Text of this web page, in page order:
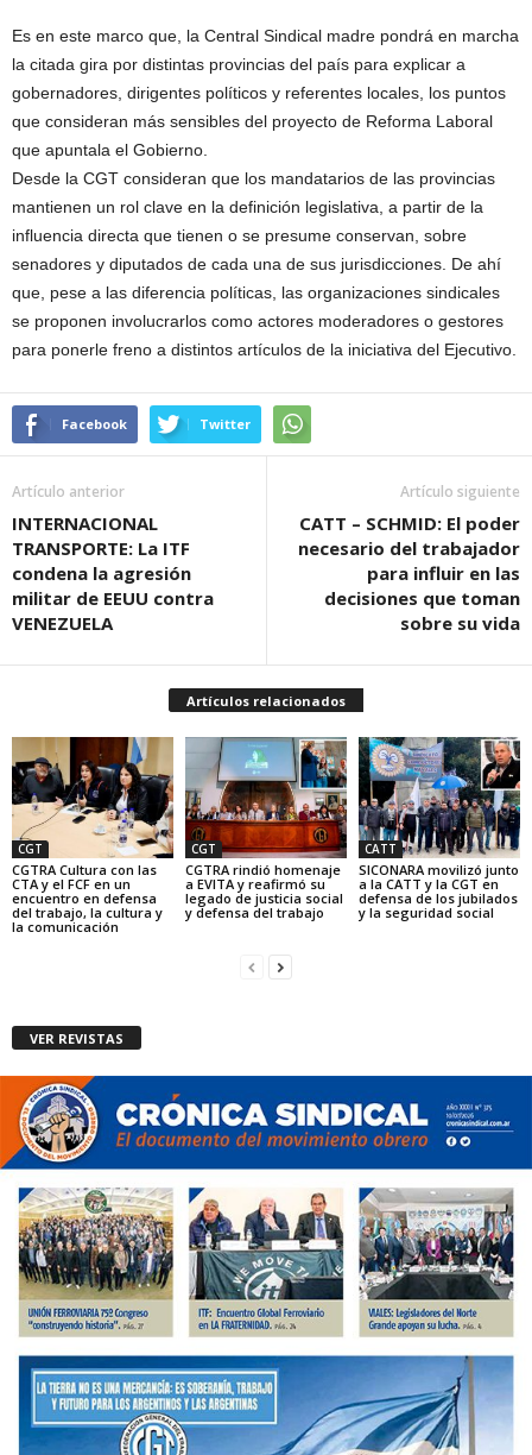
Es en este marco que, la Central Sindical madre pondrá en marcha
la citada gira por distintas provincias del país para explicar a
gobernadores, dirigentes políticos y referentes locales, los puntos
que consideran más sensibles del proyecto de Reforma Laboral
que apuntala el Gobierno.
Desde la CGT consideran que los mandatarios de las provincias
mantienen un rol clave en la definición legislativa, a partir de la
influencia directa que tienen o se presume conservan, sobre
senadores y diputados de cada una de sus jurisdicciones. De ahí
que, pese a las diferencia políticas, las organizaciones sindicales
se proponen involucrarlos como actores moderadores o gestores
para ponerle freno a distintos artículos de la iniciativa del Ejecutivo.
Facebook Twitter
Artículo anterior
INTERNACIONAL
TRANSPORTE: La ITF
condena la agresión
militar de EEUU contra
VENEZUELA
Artículo siguiente
CATT – SCHMID: El poder
necesario del trabajador
para influir en las
decisiones que toman
sobre su vida
Artículos relacionados
CGT
CGTRA Cultura con las
CTA y el FCF en un
encuentro en defensa
del trabajo, la cultura y
la comunicación
CGT
CGTRA rindió homenaje
a EVITA y reafirmó su
legado de justicia social
y defensa del trabajo
CATT
SICONARA movilizó junto
a la CATT y la CGT en
defensa de los jubilados
y la seguridad social
VER REVISTAS